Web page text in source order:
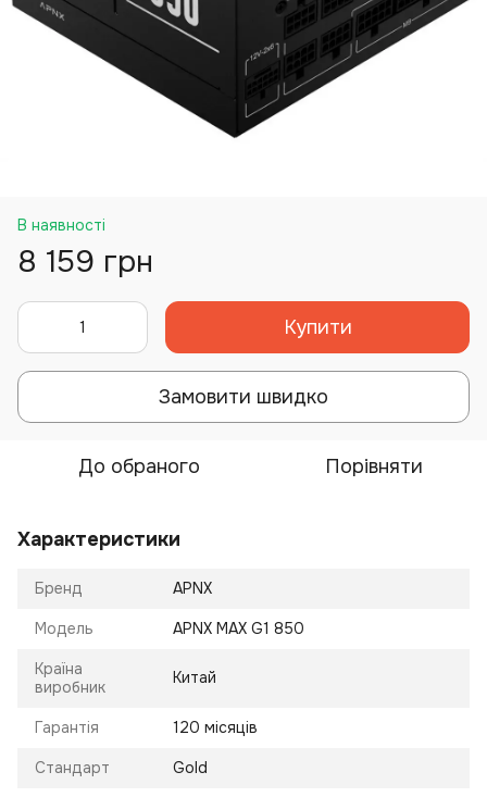
В наявності
8 159 грн
Купити
Замовити швидко
До обраного Порівняти
Характеристики
Бренд APNX
Модель APNX MAX G1 850
Країна
виробник
Китай
Гарантія 120 місяців
Стандарт Gold